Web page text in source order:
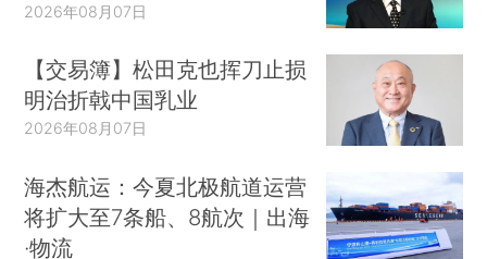
2026年08月07日
【交易簿】松田克也挥刀止损
明治折戟中国乳业
2026年08月07日
海杰航运：今夏北极航道运营
将扩大至7条船、8航次｜出海
·物流